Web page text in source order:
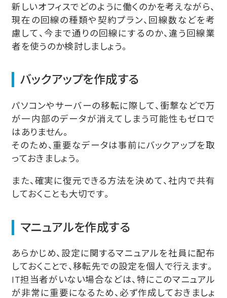
新しいオフィスでどのように働くのかを考えながら、
現在の回線の種類や契約プラン、回線数などを考
慮して、今まで通りの回線にするのか、違う回線業
者を使うのか検討しましょう。
バックアップを作成する
パソコンやサーバーの移転に際して、衝撃などで万
が一内部のデータが消えてしまう可能性もゼロで
はありません。
そのため、重要なデータは事前にバックアップを取
っておきましょう。
また、確実に復元できる方法を決めて、社内で共有
しておくことも大切です。
マニュアルを作成する
あらかじめ、設定に関するマニュアルを社員に配布
しておくことで、移転先での設定を個人で行えます。
IT担当者がいない場合などは、特にこのマニュアル
が非常に重要になるため、必ず作成しておきましょ